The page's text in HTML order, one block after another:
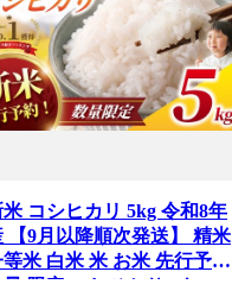
米 コシヒカリ 5kg 令和8年
【9月以降順次発送】 精米
米 白米 米 お米 先行予約
量 限定 こしひかり 5キロ